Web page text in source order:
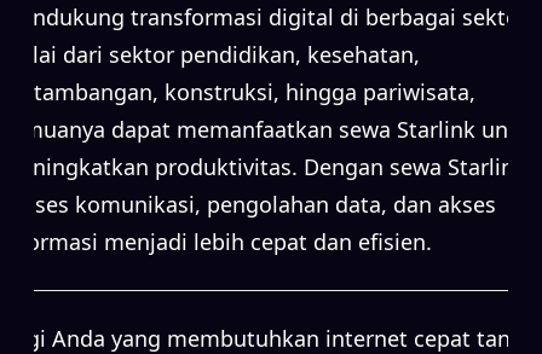
mendukung transformasi digital di berbagai sektor.
Mulai dari sektor pendidikan, kesehatan,
pertambangan, konstruksi, hingga pariwisata,
semuanya dapat memanfaatkan sewa Starlink untuk
meningkatkan produktivitas. Dengan sewa Starlink,
proses komunikasi, pengolahan data, dan akses
informasi menjadi lebih cepat dan efisien.
Bagi Anda yang membutuhkan internet cepat tanpa